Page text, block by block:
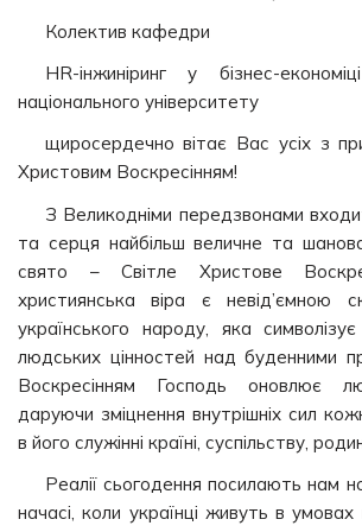
Колектив кафедри
HR-інжиніринг у бізнес-
національного університету
щиросердечно вітає Вас усіх з
Христовим Воскресінням!
З Великодніми передзвонами
та серця найбільш величне та
свято – Світле Христове
християнська віра є невід’ємною
українського народу, яка
людських цінностей над буденними
Воскресінням Господь оновлює
даруючи зміцнення внутрішніх сил
в його служінні країні, суспільству,
Реалії сьогодення посилають нам
начасі, коли українці живуть в